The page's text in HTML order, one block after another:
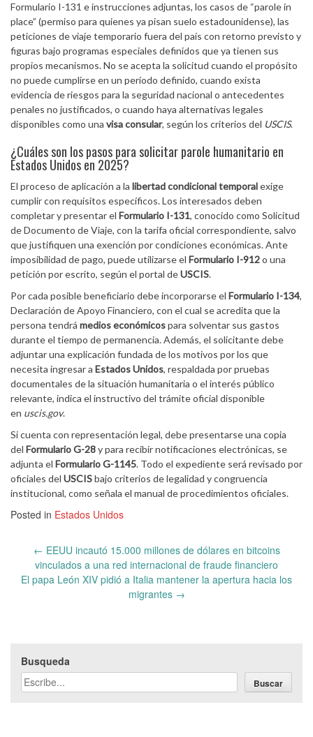
Formulario I-131 e instrucciones adjuntas, los casos de “parole in
place” (permiso para quienes ya pisan suelo estadounidense), las
peticiones de viaje temporario fuera del país con retorno previsto y
figuras bajo programas especiales definidos que ya tienen sus
propios mecanismos. No se acepta la solicitud cuando el propósito
no puede cumplirse en un período definido, cuando exista
evidencia de riesgos para la seguridad nacional o antecedentes
penales no justificados, o cuando haya alternativas legales
disponibles como una visa consular, según los criterios del USCIS.
¿Cuáles son los pasos para solicitar parole humanitario en
Estados Unidos en 2025?
El proceso de aplicación a la libertad condicional temporalexige
cumplir con requisitos específicos. Los interesados deben
completar y presentar el Formulario I-131, conocido como Solicitud
de Documento de Viaje, con la tarifa oficial correspondiente, salvo
que justifiquen una exención por condiciones económicas. Ante
imposibilidad de pago, puede utilizarse el Formulario I-912o una
petición por escrito, según el portal deUSCIS.
Por cada posible beneficiario debe incorporarse el Formulario I-134,
Declaración de Apoyo Financiero, con el cual se acredita que la
persona tendrá medios económicospara solventar sus gastos
durante el tiempo de permanencia. Además, el solicitante debe
adjuntar una explicación fundada de los motivos por los que
necesita ingresar a Estados Unidos, respaldada por pruebas
documentales de la situación humanitaria o el interés público
relevante, indica el instructivo del trámite oficial disponible
en uscis.gov.
Si cuenta con representación legal, debe presentarse una copia
del Formulario G-28y para recibir notificaciones electrónicas, se
adjunta el Formulario G-1145. Todo el expediente será revisado por
oficiales del USCISbajo criterios de legalidad y congruencia
institucional, como señala el manual de procedimientos oficiales.
Posted in Estados Unidos
navigation
← EEUU incautó 15.000 millones de dólares en bitcoins
vinculados a una red internacional de fraude financiero
El papa León XIV pidió a Italia mantener la apertura hacia los
migrantes →
Busqueda
Buscar